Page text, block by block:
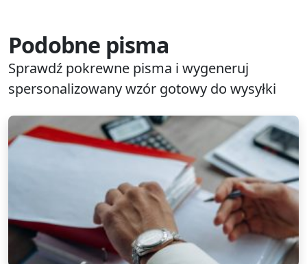
Podobne pisma
Sprawdź pokrewne pisma i wygeneruj
spersonalizowany wzór gotowy do wysyłki